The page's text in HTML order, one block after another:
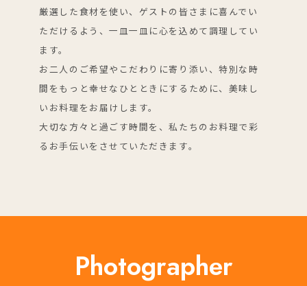
厳選した食材を使い、ゲストの皆さまに喜んでい
ただけるよう、一皿一皿に心を込めて調理してい
ます。
お二人のご希望やこだわりに寄り添い、特別な時
間をもっと幸せなひとときにするために、美味し
いお料理をお届けします。
大切な方々と過ごす時間を、私たちのお料理で彩
るお手伝いをさせていただきます。
Photographer